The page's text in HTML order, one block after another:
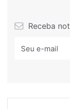
Receba